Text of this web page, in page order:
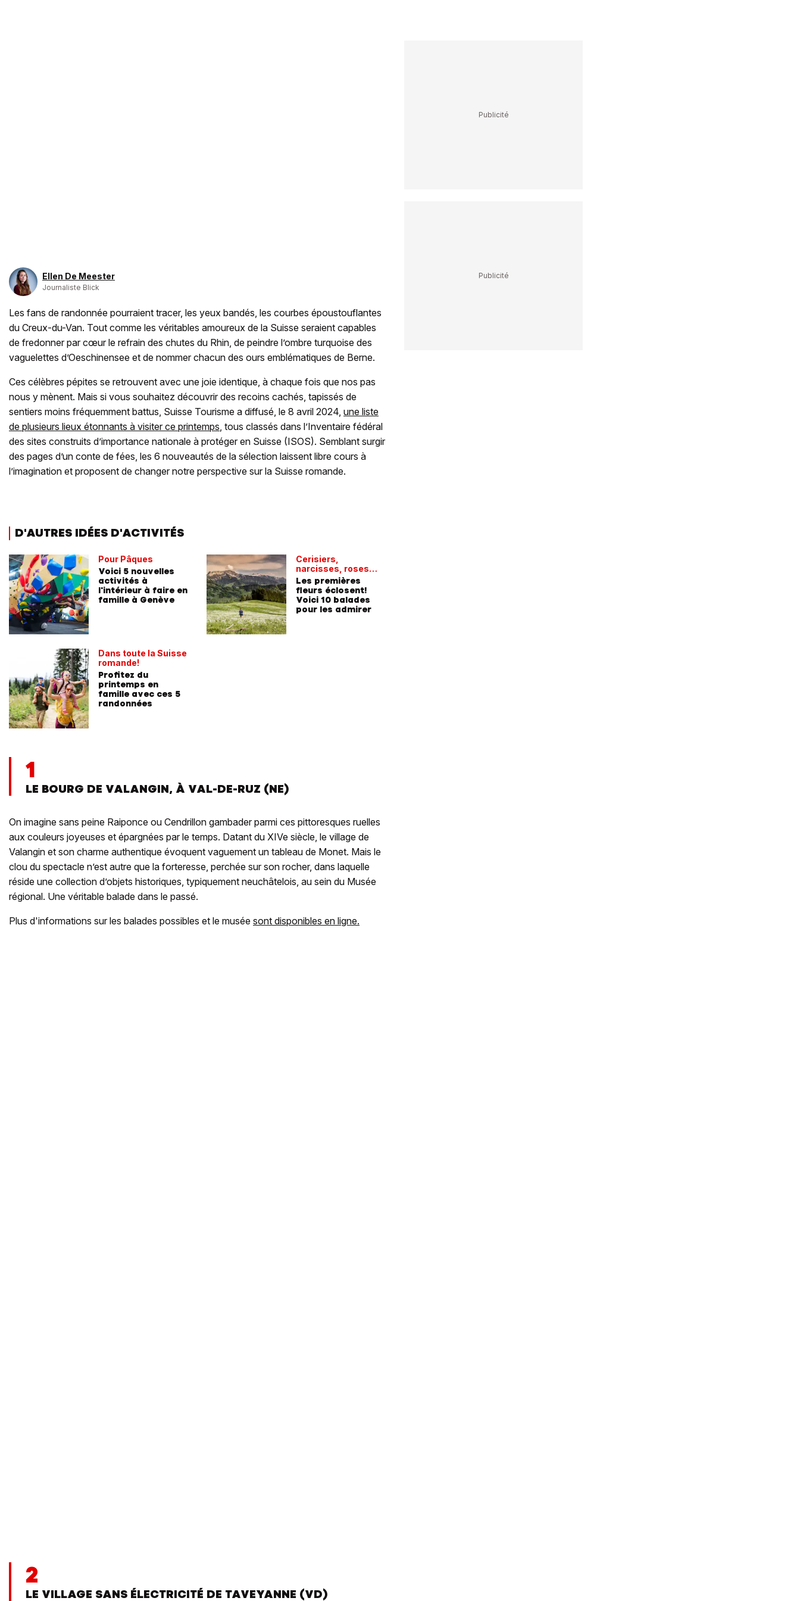
Ellen De Meester
Journaliste Blick
Les fans de randonnée pourraient tracer, les yeux bandés, les courbes époustouflantes
du Creux-du-Van. Tout comme les véritables amoureux de la Suisse seraient capables
de fredonner par cœur le refrain des chutes du Rhin, de peindre l’ombre turquoise des
vaguelettes d’Oeschinensee et de nommer chacun des ours emblématiques de Berne.
Ces célèbres pépites se retrouvent avec une joie identique, à chaque fois que nos pas
nous y mènent. Mais si vous souhaitez découvrir des recoins cachés, tapissés de
sentiers moins fréquemment battus, Suisse Tourisme a diffusé, le 8 avril 2024, une liste
de plusieurs lieux étonnants à visiter ce printemps, tous classés dans l’Inventaire fédéral
des sites construits d’importance nationale à protéger en Suisse (ISOS). Semblant surgir
des pages d’un conte de fées, les 6 nouveautés de la sélection laissent libre cours à
l’imagination et proposent de changer notre perspective sur la Suisse romande.
D'AUTRES IDÉES D'ACTIVITÉS
Pour Pâques
Voici 5 nouvelles
activités à
l'intérieur à faire en
famille à Genève
Dans toute la Suisse
romande!
Profitez du
printemps en
famille avec ces 5
randonnées
Cerisiers,
narcisses, roses…
Les premières
fleurs éclosent!
Voici 10 balades
pour les admirer
1
LE BOURG DE VALANGIN, À VAL-DE-RUZ (NE)
On imagine sans peine Raiponce ou Cendrillon gambader parmi ces pittoresques ruelles
aux couleurs joyeuses et épargnées par le temps. Datant du XIVe siècle, le village de
Valangin et son charme authentique évoquent vaguement un tableau de Monet. Mais le
clou du spectacle n’est autre que la forteresse, perchée sur son rocher, dans laquelle
réside une collection d’objets historiques, typiquement neuchâtelois, au sein du Musée
régional. Une véritable balade dans le passé.
Plus d'informations sur les balades possibles et le musée sont disponibles en ligne.
2
LE VILLAGE SANS ÉLECTRICITÉ DE TAVEYANNE (VD)